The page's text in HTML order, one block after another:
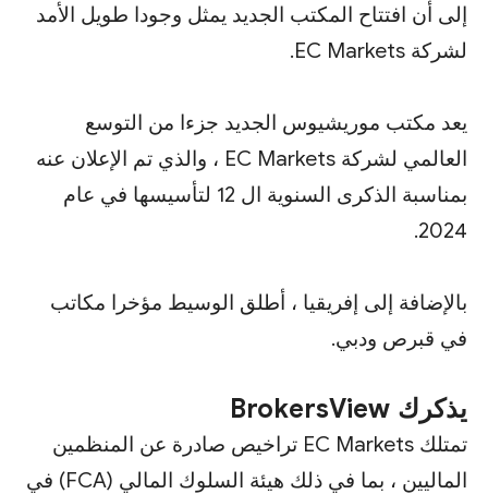
إلى أن افتتاح المكتب الجديد يمثل وجودا طويل الأمد
لشركة EC Markets.
يعد مكتب موريشيوس الجديد جزءا من التوسع
العالمي لشركة EC Markets ، والذي تم الإعلان عنه
بمناسبة الذكرى السنوية ال 12 لتأسيسها في عام
2024.
بالإضافة إلى إفريقيا ، أطلق الوسيط مؤخرا مكاتب
في قبرص ودبي.
يذكرك BrokersView
تمتلك EC Markets تراخيص صادرة عن المنظمين
الماليين ، بما في ذلك هيئة السلوك المالي (FCA) في